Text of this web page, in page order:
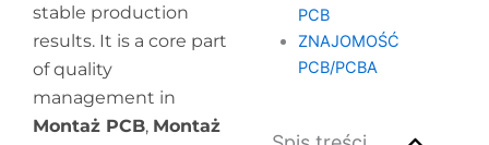
stable production
results. It is a core part
of quality
management in
Montaż PCB, Montaż
PCB
ZNAJOMOŚĆ
PCB/PCBA